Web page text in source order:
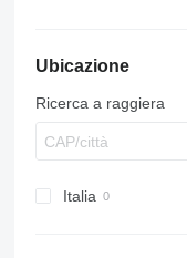
Proway
B7
B10
Ubicazione
Ricerca a raggiera
Italia